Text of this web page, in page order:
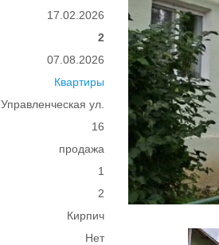
17.02.2026
2
07.08.2026
Квартиры
Управленческая ул.
16
продажа
1
2
Кирпич
Нет